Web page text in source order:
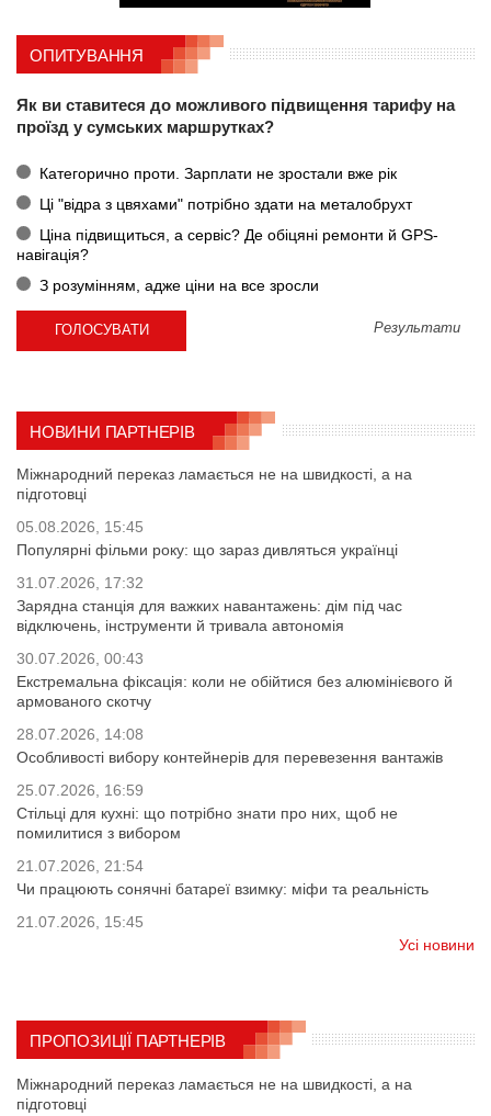
ОПИТУВАННЯ
Як ви ставитеся до можливого підвищення тарифу на
проїзд у сумських маршрутках?
Категорично проти. Зарплати не зростали вже рік
Ці "відра з цвяхами" потрібно здати на металобрухт
Ціна підвищиться, а сервіс? Де обіцяні ремонти й GPS-
навігація?
З розумінням, адже ціни на все зросли
Результати
НОВИНИ ПАРТНЕРІВ
Міжнародний переказ ламається не на швидкості, а на
підготовці
05.08.2026, 15:45
Популярні фільми року: що зараз дивляться українці
31.07.2026, 17:32
Зарядна станція для важких навантажень: дім під час
відключень, інструменти й тривала автономія
30.07.2026, 00:43
Екстремальна фіксація: коли не обійтися без алюмінієвого й
армованого скотчу
28.07.2026, 14:08
Особливості вибору контейнерів для перевезення вантажів
25.07.2026, 16:59
Стільці для кухні: що потрібно знати про них, щоб не
помилитися з вибором
21.07.2026, 21:54
Чи працюють сонячні батареї взимку: міфи та реальність
21.07.2026, 15:45
Усі новини
ПРОПОЗИЦІЇ ПАРТНЕРІВ
Міжнародний переказ ламається не на швидкості, а на
підготовці